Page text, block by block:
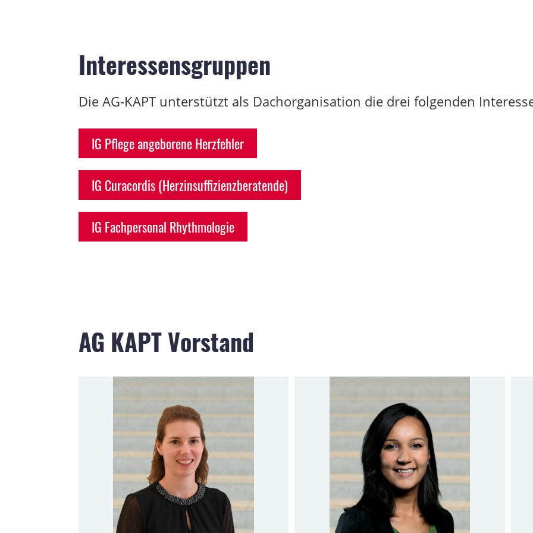
Interessensgruppen
Die AG-KAPT unterstützt als Dachorganisation die drei folgenden
IG Pflege angeborene Herzfehler
IG Curacordis (Herzinsuffizienzberatende)
IG Fachpersonal Rhythmologie
AG KAPT Vorstand